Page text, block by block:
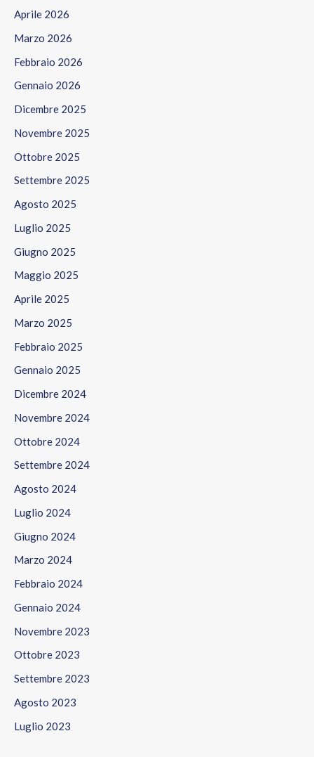
Aprile 2026
Marzo 2026
Febbraio 2026
Gennaio 2026
Dicembre 2025
Novembre 2025
Ottobre 2025
Settembre 2025
Agosto 2025
Luglio 2025
Giugno 2025
Maggio 2025
Aprile 2025
Marzo 2025
Febbraio 2025
Gennaio 2025
Dicembre 2024
Novembre 2024
Ottobre 2024
Settembre 2024
Agosto 2024
Luglio 2024
Giugno 2024
Marzo 2024
Febbraio 2024
Gennaio 2024
Novembre 2023
Ottobre 2023
Settembre 2023
Agosto 2023
Luglio 2023